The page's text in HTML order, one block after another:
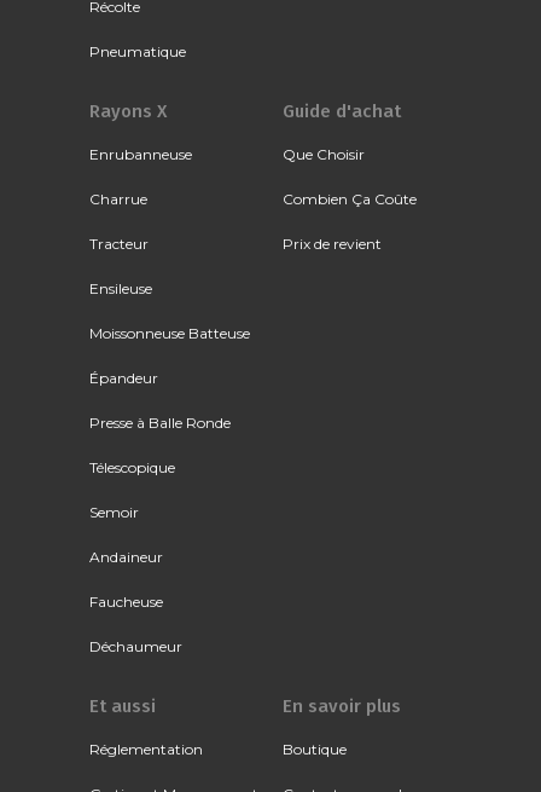
Récolte
Pneumatique
Rayons X
Enrubanneuse
Charrue
Tracteur
Ensileuse
Moissonneuse Batteuse
Épandeur
Presse à Balle Ronde
Télescopique
Semoir
Andaineur
Faucheuse
Déchaumeur
Guide d'achat
Que Choisir
Combien Ça Coûte
Prix de revient
Et aussi
Réglementation
En savoir plus
Boutique